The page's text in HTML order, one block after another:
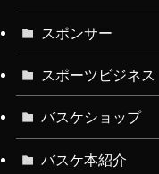
スポンサー
スポーツビジネス
バスケショップ
バスケ本紹介